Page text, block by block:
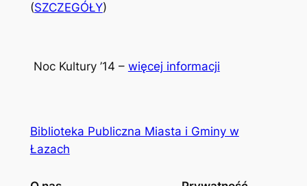
(SZCZEGÓŁY)
Noc Kultury ’14 – więcej informacji
Biblioteka Publiczna Miasta i Gminy w
Łazach